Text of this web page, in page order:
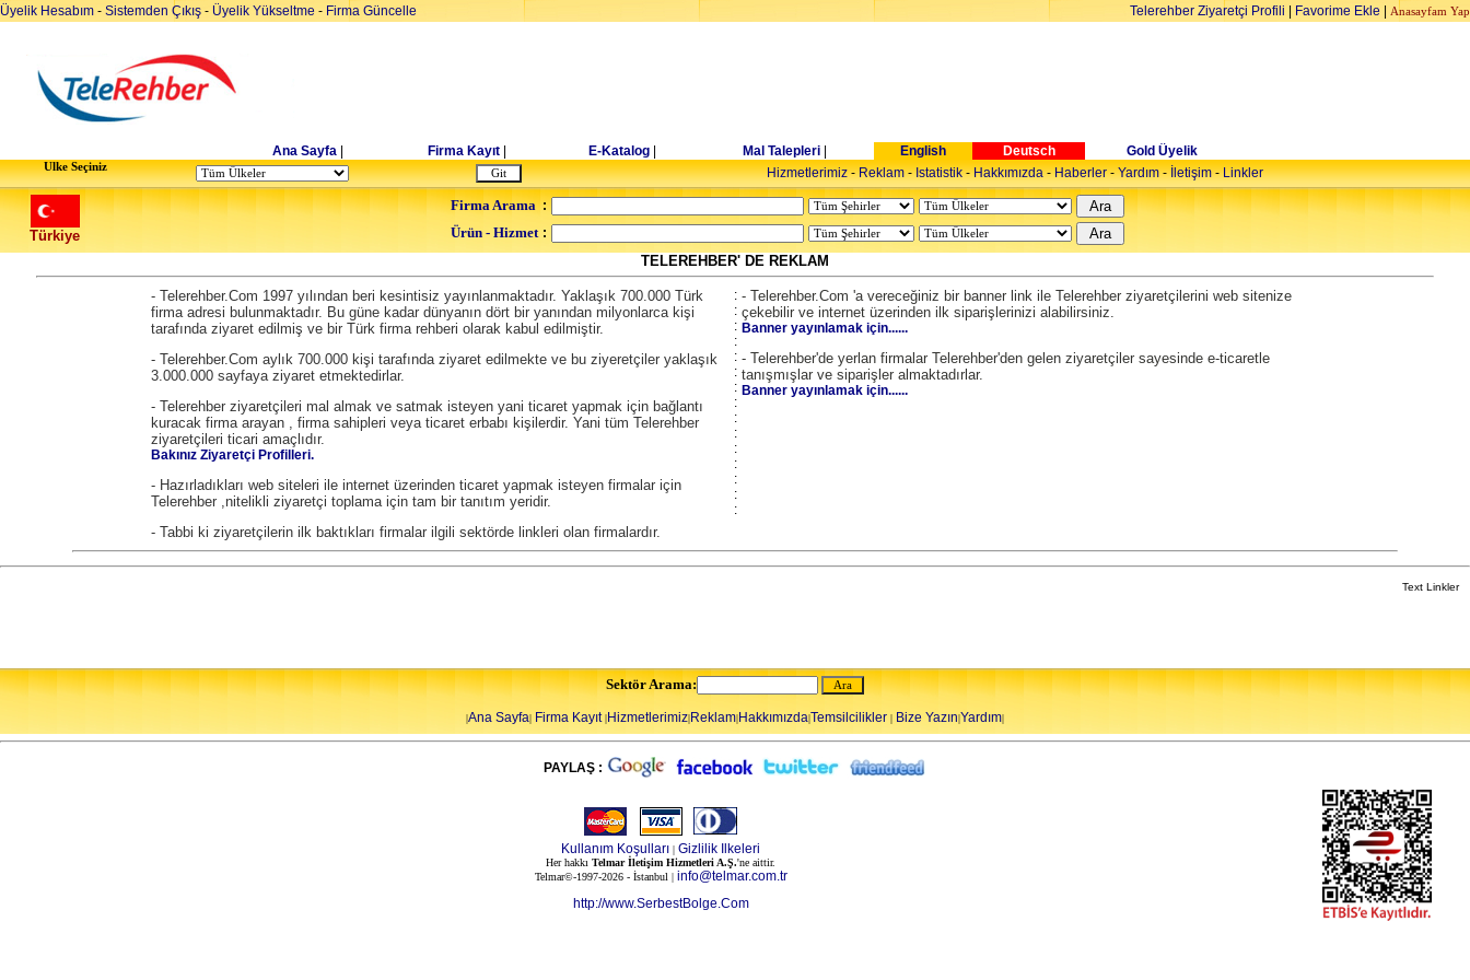
Üyelik Hesabım - Sistemden Çıkış - Üyelik Yükseltme - Firma Güncelle Telerehber Ziyaretçi Profili Favorime Ekle Anasayfam Yap
Ana Sayfa Firma Kayıt E-Katalog Mal Talepleri| English Deutsch Gold Üyelik
Ulke Seçiniz Hizmetlerimiz-Reklam-Istatistik-Hakkımızda-Haberler-Yardım-İletişim-Linkler
Türkiye
Firma Arama :
Ürün - Hizmet :
TELEREHBER' DE REKLAM
- Telerehber.Com 1997 yılından beri kesintisiz yayınlanmaktadır. Yaklaşık 700.000 Türk
firma adresi bulunmaktadır. Bu güne kadar dünyanın dört bir yanından milyonlarca kişi
tarafında ziyaret edilmiş ve bir Türk firma rehberi olarak kabul edilmiştir.
- Telerehber.Com aylık 700.000 kişi tarafında ziyaret edilmekte ve bu ziyeretçiler yaklaşık
3.000.000 sayfaya ziyaret etmektedirlar.
- Telerehber ziyaretçileri mal almak ve satmak isteyen yani ticaret yapmak için bağlantı
kuracak firma arayan , firma sahipleri veya ticaret erbabı kişilerdir. Yani tüm Telerehber
ziyaretçileri ticari amaçlıdır.
Bakınız Ziyaretçi Profilleri.
- Hazırladıkları web siteleri ile internet üzerinden ticaret yapmak isteyen firmalar için
Telerehber ,nitelikli ziyaretçi toplama için tam bir tanıtım yeridir.
- Tabbi ki ziyaretçilerin ilk baktıkları firmalar ilgili sektörde linkleri olan firmalardır.
:
:
:
:
:
:
:
:
:
:
:
:
:
:
:
- Telerehber.Com 'a vereceğiniz bir banner link ile Telerehber ziyaretçilerini web sitenize
çekebilir ve internet üzerinden ilk siparişlerinizi alabilirsiniz.
Banner yayınlamak için......
- Telerehber'de yerlan firmalar Telerehber'den gelen ziyaretçiler sayesinde e-ticaretle
tanışmışlar ve siparişler almaktadırlar.
Banner yayınlamak için......
Text Linkler
Sektör Arama:
|Ana Sayfa| Firma Kayıt|Hizmetlerimiz|Reklam|Hakkımızda|Temsilcilikler | Bize Yazın|Yardım|
PAYLAŞ :
Kullanım Koşulları | Gizlilik Ilkeleri
Her hakkı Telmar İletişim Hizmetleri A.Ş.'ne aittir.
Telmar©-1997-2026 - İstanbul | info@telmar.com.tr
http://www.SerbestBolge.Com